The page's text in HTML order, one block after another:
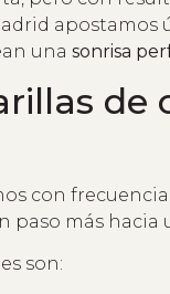
una sonrisa
de
con
paso más hacia
son: